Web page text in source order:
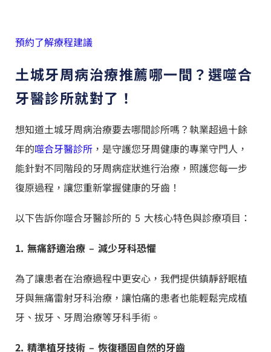
預約了解療程建議
土城牙周病治療推薦哪一間？選噬合
牙醫診所就對了！
想知道土城牙周病治療要去哪間診所嗎？執業超過十餘
年的噬合牙醫診所 ，是守護您牙周健康的專業守門人，
能針對不同階段的牙周病症狀進行治療，照護您每一步
復原過程，讓您重新掌握健康的牙齒！
以下告訴你噬合牙醫診所的 5 大核心特色與診療項目：
1. 無痛舒適治療 – 減少牙科恐懼
為了讓患者在治療過程中更安心，我們提供鎮靜舒眠植
牙與無痛雷射牙科治療，讓怕痛的患者也能輕鬆完成植
牙、拔牙、牙周治療等牙科手術。
2. 精準植牙技術 – 恢復穩固自然的牙齒